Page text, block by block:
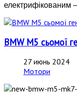
електрифікованим
BMW M5 сьомої
27 июнь 2024
Мотори